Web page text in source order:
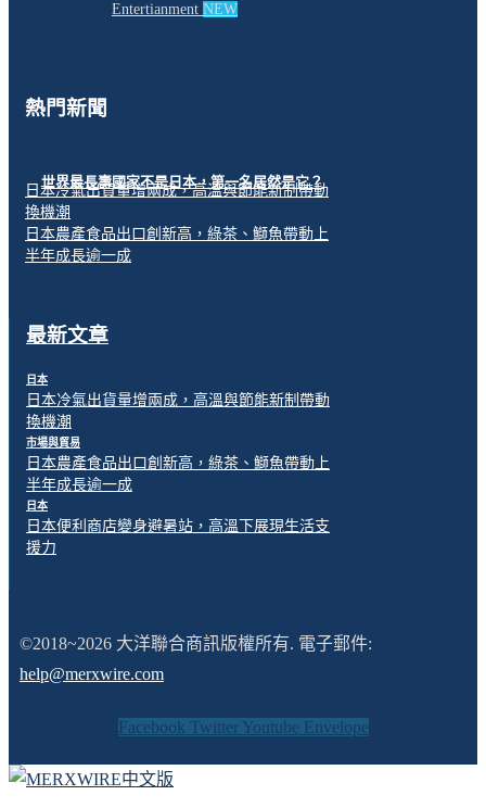
Entertianment NEW
熱門新聞
世界最長壽國家不是日本，第一名居然是它？
日本冷氣出貨量增兩成，高溫與節能新制帶動
換機潮
日本農產食品出口創新高，綠茶、鰤魚帶動上
半年成長逾一成
最新文章
日本
日本冷氣出貨量增兩成，高溫與節能新制帶動
換機潮
市場與貿易
日本農產食品出口創新高，綠茶、鰤魚帶動上
半年成長逾一成
日本
日本便利商店變身避暑站，高溫下展現生活支
援力
©2018~2026 大洋聯合商訊版權所有. 電子郵件:
help@merxwire.com
Facebook Twitter Youtube Envelope